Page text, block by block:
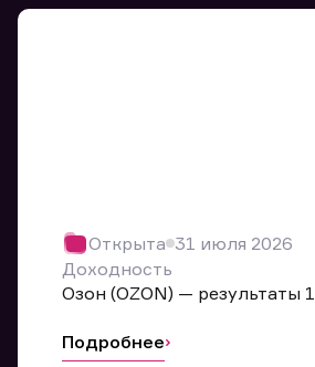
Открыта 31 июля 2026
Доходность
Озон (OZON) — результаты
Подробнее